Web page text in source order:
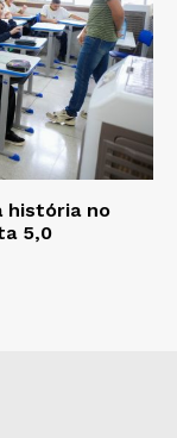
história no
5,0